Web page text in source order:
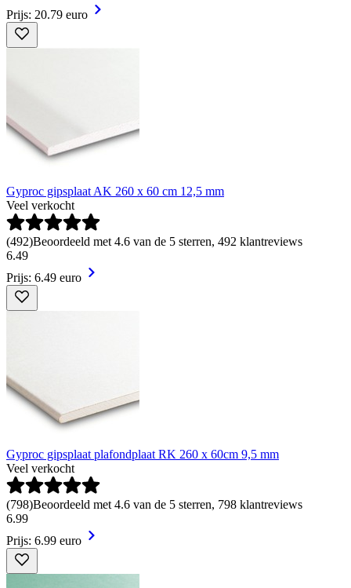
Prijs: 20.79 euro
Gyproc gipsplaat AK 260 x 60 cm 12,5 mm
Veel verkocht
(492)Beoordeeld met 4.6 van de 5 sterren, 492 klantreviews
6.49
Prijs: 6.49 euro
Gyproc gipsplaat plafondplaat RK 260 x 60cm 9,5 mm
Veel verkocht
(798)Beoordeeld met 4.6 van de 5 sterren, 798 klantreviews
6.99
Prijs: 6.99 euro